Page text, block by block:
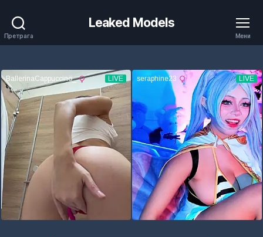
Претрага
Leaked Models
Мени